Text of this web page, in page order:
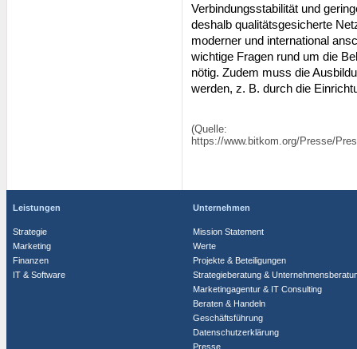
Verbindungsstabilität und
deshalb qualitätsgesicherte
moderner und international
wichtige Fragen rund um die
nötig. Zudem muss die
werden, z. B. durch die
(Quelle:
https://www.bitkom.org/Presse/
Leistungen
Strategie
Marketing
Finanzen
IT & Software
Unternehmen
Mission Statement
Werte
Projekte & Beteiligungen
Strategieberatung &
Marketingagentur & IT Consulting
Beraten & Handeln
Geschäftsführung
Datenschutzerklärung
Presse